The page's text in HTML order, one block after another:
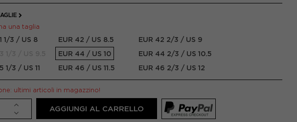
una taglia
1/3 / US 8 EUR 42 / US 8.5
EUR 42 2/3 / US 9
EUR 44 / US 10
EUR 44 2/3 / US 10.5
1/3 / US 11
EUR 46 / US 11.5 EUR 46 2/3 / US 12
ultimi articoli in magazzino!
AGGIUNGI AL CARRELLO